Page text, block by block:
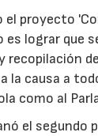
proyecto
lograr que
recopilación
la causa a
como al
el